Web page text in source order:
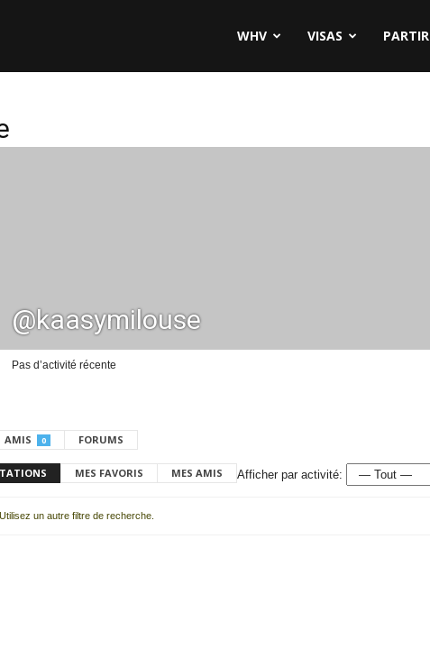
WHV VISAS PARTIR
@kaasymilouse
Pas d’activité récente
AMIS 0 FORUMS
MES FAVORIS MES AMIS Afficher par activité:
un autre filtre de recherche.